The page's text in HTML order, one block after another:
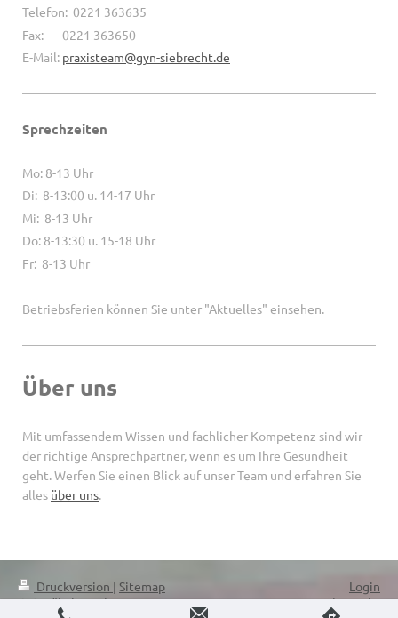
Telefon: 0221 363635
Fax: 0221 363650
E-Mail: praxisteam@gyn-siebrecht.de
Sprechzeiten
Mo: 8-13 Uhr
Di: 8-13:00 u. 14-17 Uhr
Mi: 8-13 Uhr
Do: 8-13:30 u. 15-18 Uhr
Fr: 8-13 Uhr
Betriebsferien können Sie unter "Aktuelles" einsehen.
Über uns
Mit umfassendem Wissen und fachlicher Kompetenz sind wir
der richtige Ansprechpartner, wenn es um Ihre Gesundheit
geht. Werfen Sie einen Blick auf unser Team und erfahren Sie
alles über uns.
Druckversion | Sitemap
© Gynäkologische Praxis Dr.
Login
Webansicht